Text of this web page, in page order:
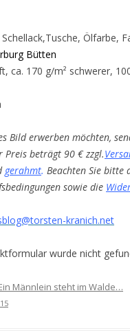
Ölfarbe,
Bütten
ca. 170 g/m² schwerer,
Bild erwerben möchten,
Preis beträgt 90 € zzgl.
gerahmt. Beachten Sie bitte
sowie die
kranich.net
wurde nicht
Männlein steht im Walde…